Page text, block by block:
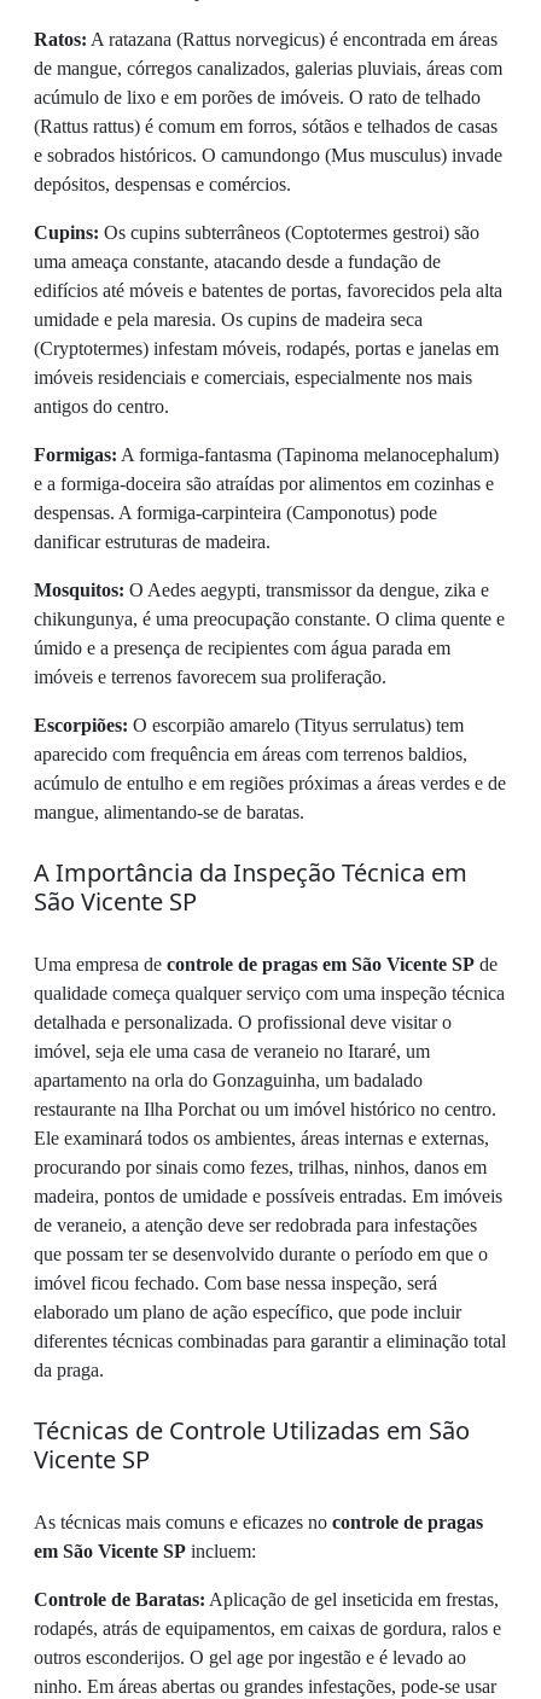
Ratos: A ratazana (Rattus norvegicus) é encontrada em áreas
de mangue, córregos canalizados, galerias pluviais, áreas com
acúmulo de lixo e em porões de imóveis. O rato de telhado
(Rattus rattus) é comum em forros, sótãos e telhados de casas
e sobrados históricos. O camundongo (Mus musculus) invade
depósitos, despensas e comércios.
Cupins: Os cupins subterrâneos (Coptotermes gestroi) são
uma ameaça constante, atacando desde a fundação de
edifícios até móveis e batentes de portas, favorecidos pela alta
umidade e pela maresia. Os cupins de madeira seca
(Cryptotermes) infestam móveis, rodapés, portas e janelas em
imóveis residenciais e comerciais, especialmente nos mais
antigos do centro.
Formigas: A formiga-fantasma (Tapinoma melanocephalum)
e a formiga-doceira são atraídas por alimentos em cozinhas e
despensas. A formiga-carpinteira (Camponotus) pode
danificar estruturas de madeira.
Mosquitos: O Aedes aegypti, transmissor da dengue, zika e
chikungunya, é uma preocupação constante. O clima quente e
úmido e a presença de recipientes com água parada em
imóveis e terrenos favorecem sua proliferação.
Escorpiões: O escorpião amarelo (Tityus serrulatus) tem
aparecido com frequência em áreas com terrenos baldios,
acúmulo de entulho e em regiões próximas a áreas verdes e de
mangue, alimentando-se de baratas.
A Importância da Inspeção Técnica em
São Vicente SP
Uma empresa de controle de pragas em São Vicente SP de
qualidade começa qualquer serviço com uma inspeção técnica
detalhada e personalizada. O profissional deve visitar o
imóvel, seja ele uma casa de veraneio no Itararé, um
apartamento na orla do Gonzaguinha, um badalado
restaurante na Ilha Porchat ou um imóvel histórico no centro.
Ele examinará todos os ambientes, áreas internas e externas,
procurando por sinais como fezes, trilhas, ninhos, danos em
madeira, pontos de umidade e possíveis entradas. Em imóveis
de veraneio, a atenção deve ser redobrada para infestações
que possam ter se desenvolvido durante o período em que o
imóvel ficou fechado. Com base nessa inspeção, será
elaborado um plano de ação específico, que pode incluir
diferentes técnicas combinadas para garantir a eliminação total
da praga.
Técnicas de Controle Utilizadas em São
Vicente SP
As técnicas mais comuns e eficazes no controle de pragas
em São Vicente SP incluem:
Controle de Baratas: Aplicação de gel inseticida em frestas,
rodapés, atrás de equipamentos, em caixas de gordura, ralos e
outros esconderijos. O gel age por ingestão e é levado ao
ninho. Em áreas abertas ou grandes infestações, pode-se usar